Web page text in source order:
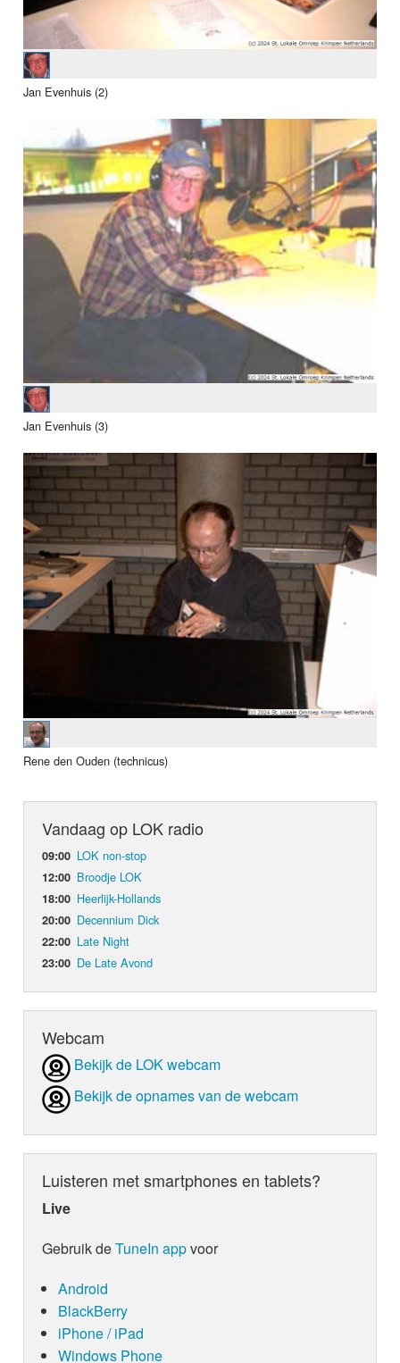
Jan Evenhuis (2)
Jan Evenhuis (3)
Rene den Ouden (technicus)
Vandaag op LOK radio
09:00 LOK non-stop
12:00 Broodje LOK
18:00 Heerlijk-Hollands
20:00 Decennium Dick
22:00 Late Night
23:00 De Late Avond
Webcam
Bekijk de LOK webcam
Bekijk de opnames van de webcam
Luisteren met smartphones en tablets?
Live
Gebruik deTuneIn appvoor
Android
BlackBerry
iPhone / iPad
Windows Phone